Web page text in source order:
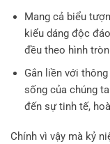
Mang cả biểu
kiểu dáng độc
đều theo hình
Gắn liền với
sống của chúng
đến sự tinh tế,
Chính vì vậy mà kỷ